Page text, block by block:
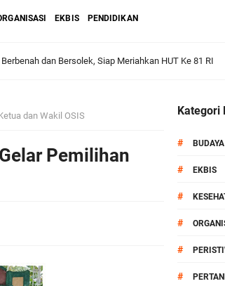
EKBIS PENDIDIKAN
Dorong Kepedulian Lingkungan dan Pemberdayaan
Cetak Atlet Menuju Porprov Jatim 2027
dan Wakil OSIS
Pemilihan
Kategori
# BUDAYA
# EKBIS
#
#
#
#